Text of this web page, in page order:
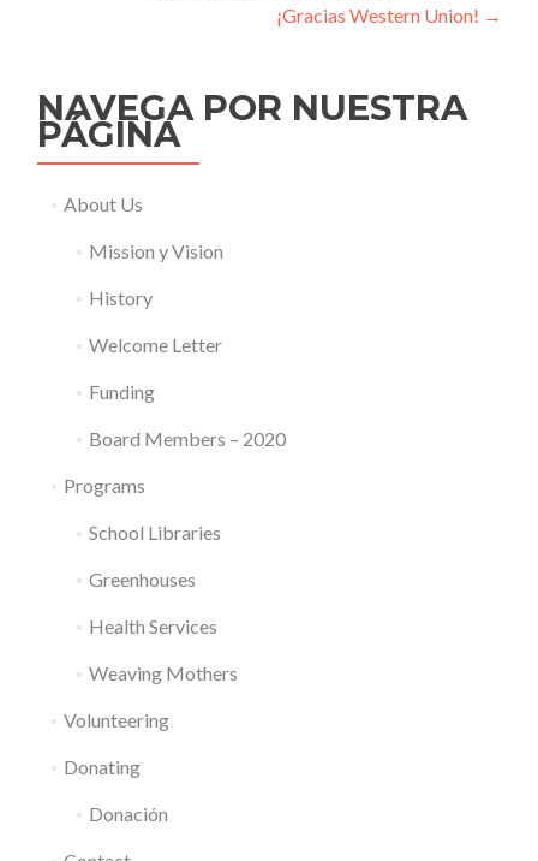
¡Gracias Western Union! →
NAVEGA POR NUESTRA
PÁGINA
About Us
Mission y Vision
History
Welcome Letter
Funding
Board Members – 2020
Programs
School Libraries
Greenhouses
Health Services
Weaving Mothers
Volunteering
Donating
Donación